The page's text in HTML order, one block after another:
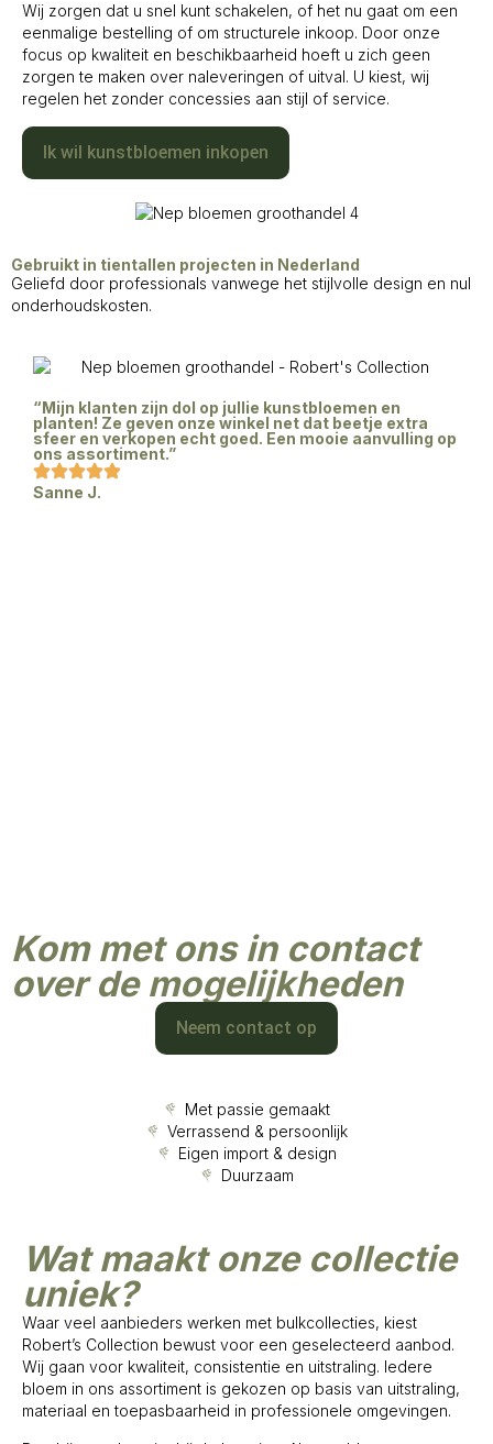
Wij zorgen dat u snel kunt schakelen, of het nu gaat om een
eenmalige bestelling of om structurele inkoop. Door onze
focus op kwaliteit en beschikbaarheid hoeft u zich geen
zorgen te maken over naleveringen of uitval. U kiest, wij
regelen het zonder concessies aan stijl of service.
Ik wil kunstbloemen inkopen
Gebruikt in tientallen projecten in Nederland
Geliefd door professionals vanwege het stijlvolle design en nul
onderhoudskosten.
“Mijn klanten zijn dol op jullie kunstbloemen en
planten! Ze geven onze winkel net dat beetje extra
sfeer en verkopen echt goed. Een mooie aanvulling op
ons assortiment.”
Sanne J.
Kom met ons in contact
over de mogelijkheden
Neem contact op
Met passie gemaakt
Verrassend & persoonlijk
Eigen import & design
Duurzaam
Wat maakt onze collectie
uniek?
Waar veel aanbieders werken met bulkcollecties, kiest
Robert’s Collection bewust voor een geselecteerd aanbod.
Wij gaan voor kwaliteit, consistentie en uitstraling. Iedere
bloem in ons assortiment is gekozen op basis van uitstraling,
materiaal en toepasbaarheid in professionele omgevingen.